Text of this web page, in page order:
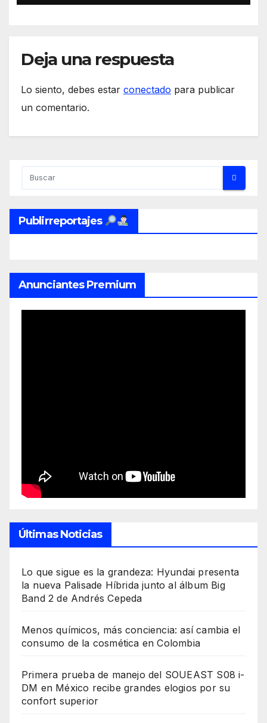
Deja una respuesta
Lo siento, debes estar conectado para publicar
un comentario.
Publirreportajes
Anunciantes Premium
Últimas Noticias
Lo que sigue es la grandeza: Hyundai presenta
la nueva Palisade Híbrida junto al álbum Big
Band 2 de Andrés Cepeda
Menos químicos, más conciencia: así cambia el
consumo de la cosmética en Colombia
Primera prueba de manejo del SOUEAST S08 i-
DM en México recibe grandes elogios por su
confort superior